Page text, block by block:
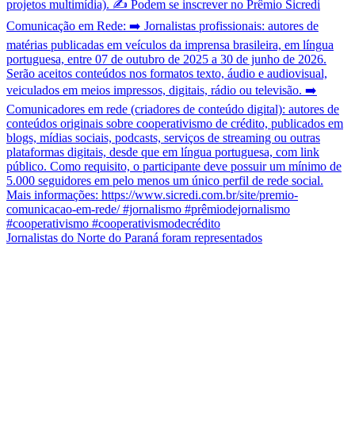
Jornalistas do Norte do Paraná foram representados